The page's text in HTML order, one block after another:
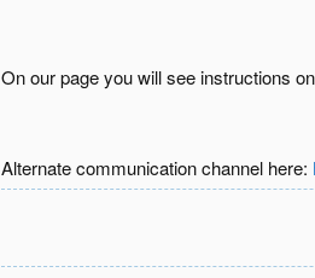
On our page you will see instructions
Alternate communication channel here: